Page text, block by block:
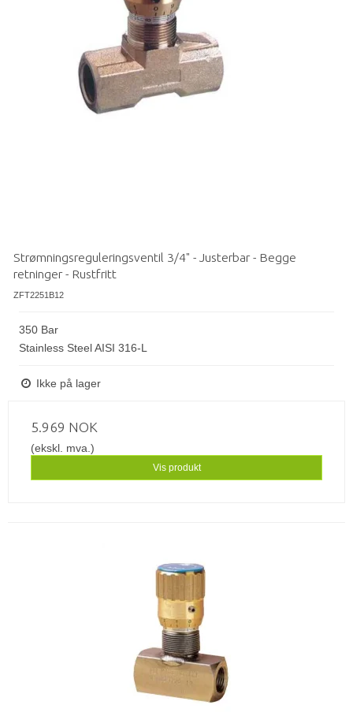
Strømningsreguleringsventil 3/4" - Justerbar - Begge
retninger - Rustfritt
ZFT2251B12
350 Bar
Stainless Steel AISI 316-L
Ikke på lager
5.969 NOK
(ekskl. mva.)
Vis produkt